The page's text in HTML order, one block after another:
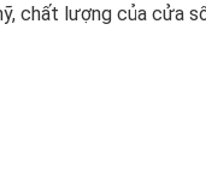
chất lượng của cửa